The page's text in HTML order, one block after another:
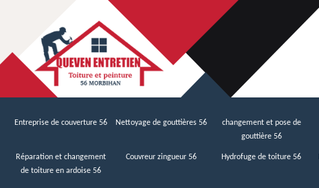
Entreprise de couverture 56 Nettoyage de gouttières 56
changement et pose de
gouttière 56
Réparation et changement
de toiture en ardoise 56
Couvreur zingueur 56 Hydrofuge de toiture 56